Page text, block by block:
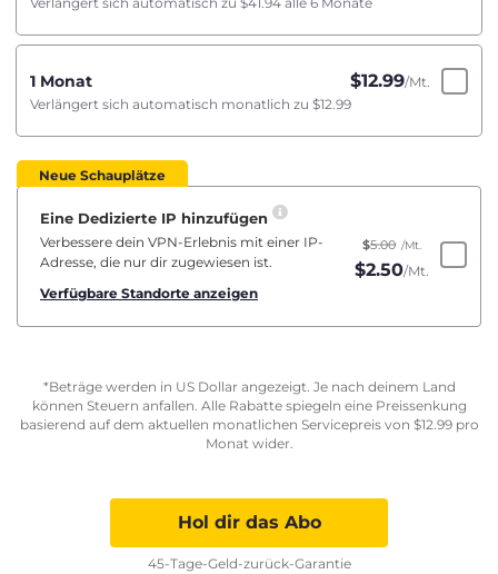
1 Monat $12.99/Mt.
Verlängert sich automatisch monatlich zu $12.99
Neue Schauplätze
Eine Dedizierte IP hinzufügen
Verbessere dein VPN-Erlebnis mit einer IP-
Adresse, die nur dir zugewiesen ist.
Verfügbare Standorte anzeigen
$5.00 /Mt.
$2.50/Mt.
*Beträge werden in US Dollar angezeigt. Je nach deinem Land
können Steuern anfallen. Alle Rabatte spiegeln eine Preissenkung
basierend auf dem aktuellen monatlichen Servicepreis von $12.99pro
Monat wider.
Hol dir das Abo
45-Tage-Geld-zurück-Garantie